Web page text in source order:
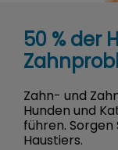
50 % der
Zahn- und
Hunden und
führen.
Haustiers.